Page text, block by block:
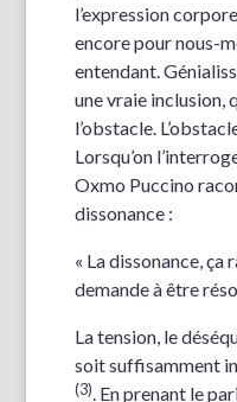
l’expression
encore pour nous-
entendant.
une vraie inclusion,
l’obstacle.
Lorsqu’on
Oxmo Puccino
dissonance :
« La dissonance, ça
demande à être
La tension, le
soit suffisamment
(3). En prenant le